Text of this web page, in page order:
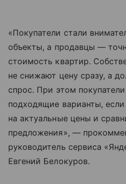
«Покупатели стали
объекты, а продавцы —
стоимость квартир.
не снижают цену сразу, а
спрос. При этом
подходящие варианты,
на актуальные цены и
предложения», —
руководитель сервиса
Евгений Белокуров.